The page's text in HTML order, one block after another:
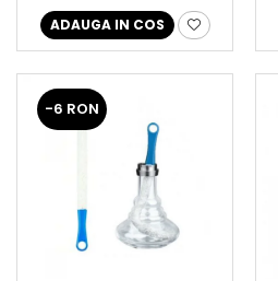
ADAUGA IN COS
-6 RON